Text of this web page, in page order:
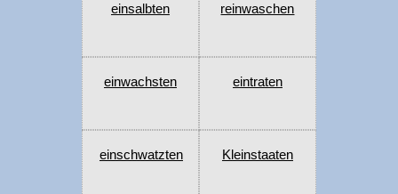
einsalbten reinwaschen
einwachsten eintraten
einschwatzten Kleinstaaten